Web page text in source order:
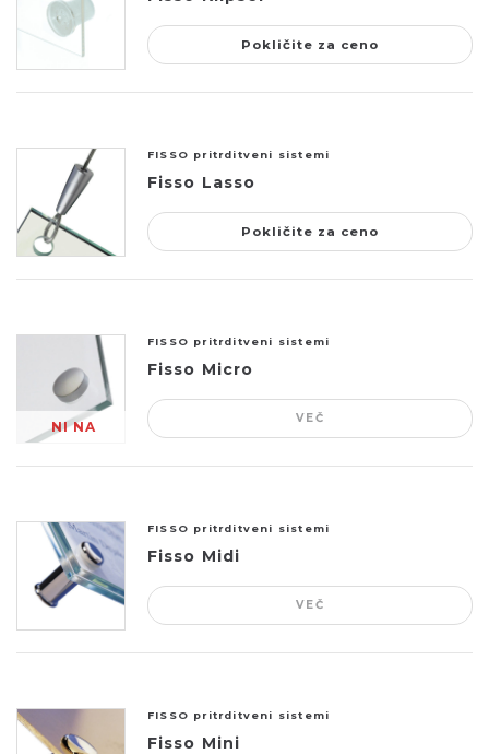
Pokličite za ceno
FISSO pritrditveni sistemi
Fisso Lasso
Pokličite za ceno
NI NA
FISSO pritrditveni sistemi
Fisso Micro
VEČ
FISSO pritrditveni sistemi
Fisso Midi
VEČ
FISSO pritrditveni sistemi
Fisso Mini